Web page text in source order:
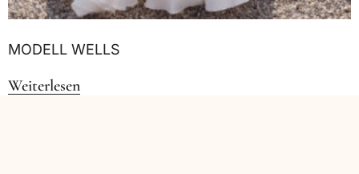
MODELL WELLS
Weiterlesen